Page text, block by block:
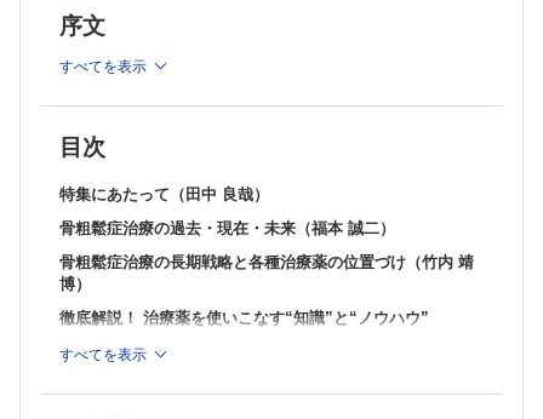
最新版
序文
すべてを表示
目次
特集にあたって（田中 良哉）
骨粗鬆症治療の過去・現在・未来（福本 誠二）
骨粗鬆症治療の長期戦略と各種治療薬の位置づけ（竹内 靖
博）
徹底解説！ 治療薬を使いこなす“知識”と“ノウハウ”
・カルシウム・活性型ビタミンD3（窪田 拓生 ほか）
すべてを表示